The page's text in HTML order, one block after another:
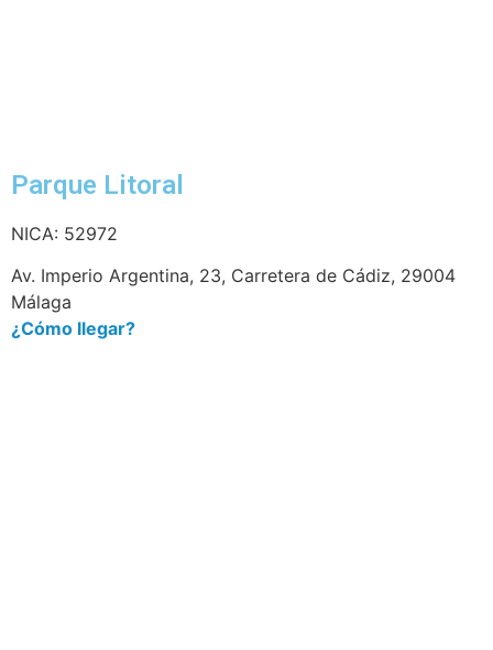
Parque Litoral
NICA: 52972
Av. Imperio Argentina, 23, Carretera de Cádiz, 29004
Málaga
¿Cómo llegar?